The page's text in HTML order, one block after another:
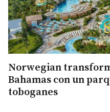
Norwegian
Bahamas con un
toboganes